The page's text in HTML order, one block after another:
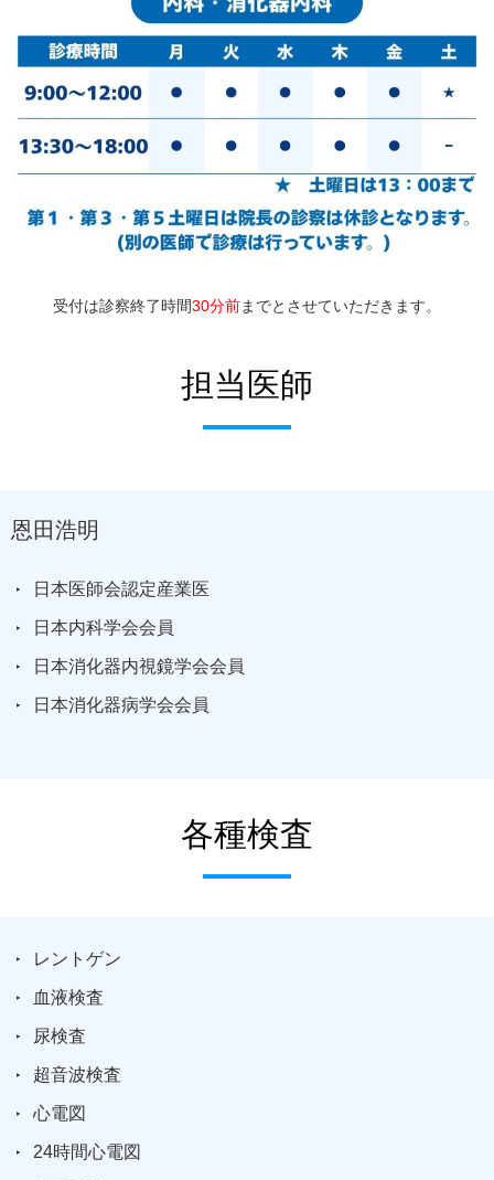
受付は診察終了時間30分前までとさせていただきます。
担当医師
恩田浩明
日本医師会認定産業医
日本内科学会会員
日本消化器内視鏡学会会員
日本消化器病学会会員
各種検査
レントゲン
血液検査
尿検査
超音波検査
心電図
24時間心電図